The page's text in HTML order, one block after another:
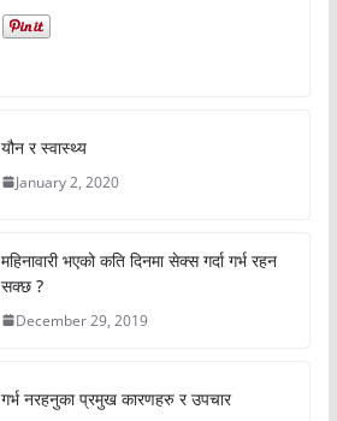
यौन र स्वास्थ्य
January 2, 2020
महिनावारी भएको कति दिनमा सेक्स गर्दा गर्भ रहन
सक्छ ?
December 29, 2019
गर्भ नरहनुका प्रमुख कारणहरु र उपचार